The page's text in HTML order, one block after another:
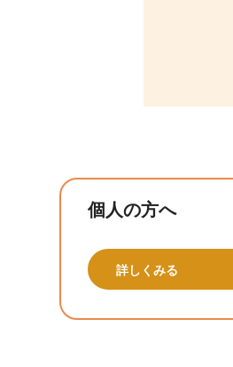
個人の方へ
詳しくみる